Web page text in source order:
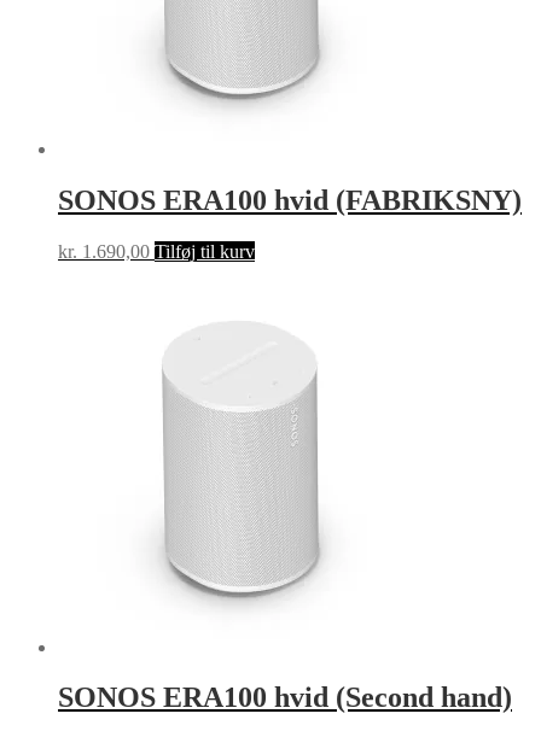
SONOS ERA100 hvid (FABRIKSNY)
kr. 1.690,00 Tilføj til kurv
SONOS ERA100 hvid (Second hand)